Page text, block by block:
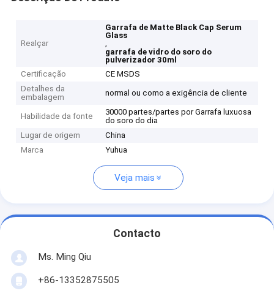
Realçar
Garrafa de Matte Black Cap Serum
Glass
,
garrafa de vidro do soro do
pulverizador 30ml
Certificação
CE MSDS
Detalhes da
embalagem
normal ou como a exigência de cliente
Habilidade da fonte
30000 partes/partes por Garrafa luxuosa
do soro do dia
Lugar de origem
China
Marca
Yuhua
Veja mais
Contacto
Ms. Ming Qiu
+86-13352875505